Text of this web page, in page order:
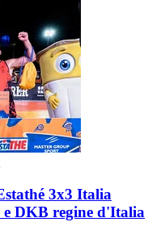
3x3 Italia
DKB regine d'Italia